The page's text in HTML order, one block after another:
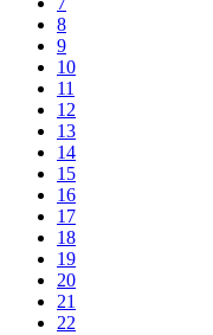
8
9
10
11
12
13
14
15
16
17
18
19
20
21
22